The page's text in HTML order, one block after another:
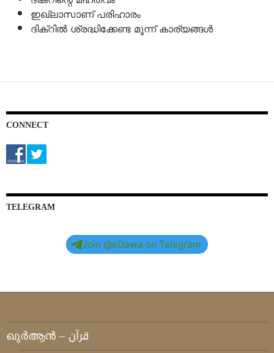
ഇഖ്ലാസാണ് പരിഹാരം
ദിക്റിൽ ശ്രദ്ധിക്കേണ്ട മൂന്ന് കാര്യങ്ങൾ
CONNECT
TELEGRAM
Join @eDawa on Telegram
ഖുര്‍ആന്‍ – قرآن